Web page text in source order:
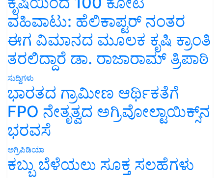
ವಹಿವಾಟು: ಹೆಲಿಕಾಪ್ಟರ್ ನಂತರ
ಈಗ ವಿಮಾನದ ಮೂಲಕ ಕೃಷಿ ಕ್ರಾಂತಿ
ತರಲಿದ್ದಾರೆ ಡಾ. ರಾಜಾರಾಮ್ ತ್ರಿಪಾಠಿ
ಸುದ್ದಿಗಳು
ಭಾರತದ ಗ್ರಾಮೀಣ ಆರ್ಥಿಕತೆಗೆ
FPO ನೇತೃತ್ವದ ಅಗ್ರಿವೋಲ್ಟಾಯಿಕ್ಸ್‌ನ
ಭರವಸೆ
ಅಗ್ರಿಪಿಡಿಯಾ
ಕಬ್ಬು ಬೆಳೆಯಲು ಸೂಕ್ತ ಸಲಹೆಗಳು